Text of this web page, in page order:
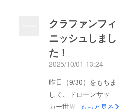
スモーター機いう非常
に強力な機体を扱い、
世界を相手に検討した
と考えるとともに、世
界トップの中国・韓国
をはじめとする競技先
進国との差も体感する
こととなり悔しい思い
勝トーナメント１日間
が開催されます！応援
よろしくお願いいたし
ます。
om/live/8eQbkjoj3QE?
si=RtPFQ1jtIq3APICK
クラファンフィ
ニッシュしまし
た！
2025/10/01 13:24
昨日（9/30）をもちま
して、ドローンサッ
カー世界選手権出場に
もっと見る